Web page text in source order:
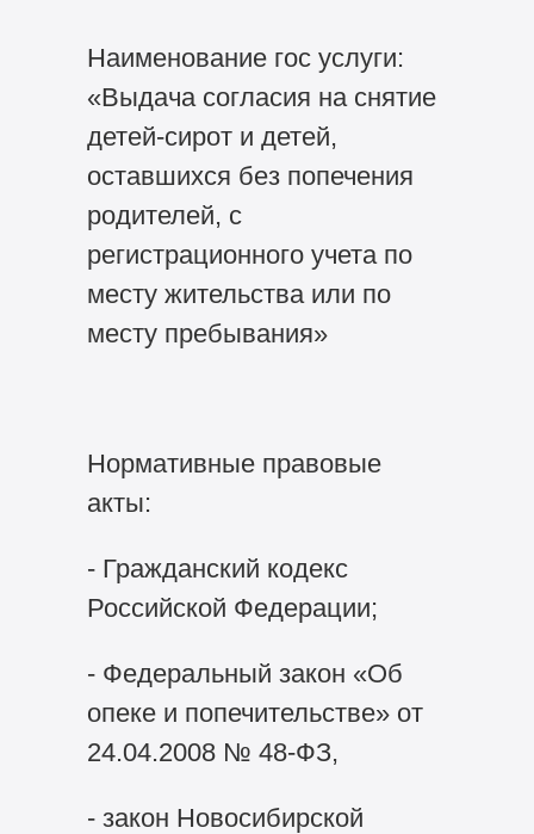
Наименование гос услуги:
«Выдача согласия на снятие
детей-сирот и детей,
оставшихся без попечения
родителей, с
регистрационного учета по
месту жительства или по
месту пребывания»
Нормативные правовые
акты:
- Гражданский кодекс
Российской Федерации;
- Федеральный закон «Об
опеке и попечительстве» от
24.04.2008 № 48-ФЗ,
- закон Новосибирской